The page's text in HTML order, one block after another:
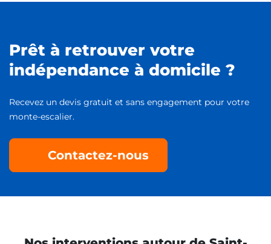
Prêt à retrouver votre
indépendance à domicile ?
Recevez un devis gratuit et sans engagement pour votre
monte-escalier.
Contactez-nous